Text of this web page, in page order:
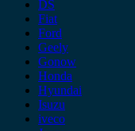
DS
Fiat
Ford
Geely
Gonow
Honda
Hyundai
Isuzu
iveco